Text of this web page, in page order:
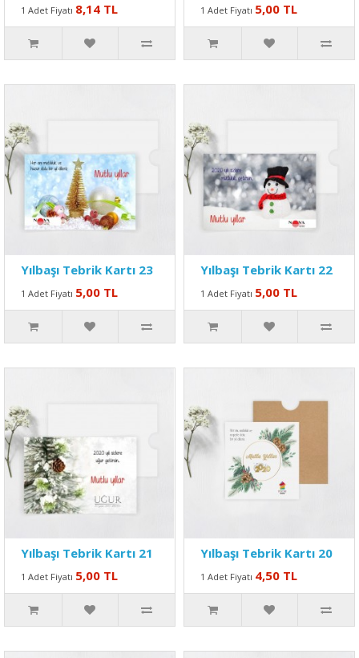
1 Adet Fiyatı 8,14 TL 1 Adet Fiyatı 5,00 TL
Yılbaşı Tebrik Kartı 23
1 Adet Fiyatı 5,00 TL
Yılbaşı Tebrik Kartı 22
1 Adet Fiyatı 5,00 TL
Yılbaşı Tebrik Kartı 21
1 Adet Fiyatı 5,00 TL
Yılbaşı Tebrik Kartı 20
1 Adet Fiyatı 4,50 TL